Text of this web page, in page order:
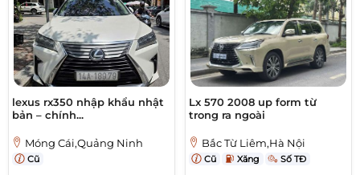
lexus rx350 nhập khẩu nhật
bản – chính...
Móng Cái,Quảng Ninh
Cũ
Lx 570 2008 up form từ
trong ra ngoài
Bắc Từ Liêm,Hà Nội
Cũ Xăng Số TĐ